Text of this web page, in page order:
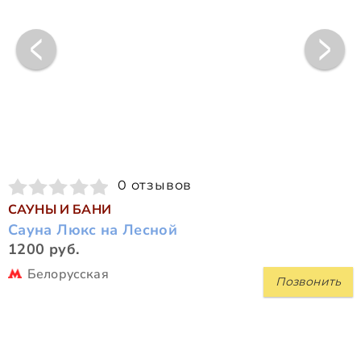
0 отзывов
САУНЫ И БАНИ
Сауна Люкс на Лесной
1200 руб.
Позвонить
Белорусская